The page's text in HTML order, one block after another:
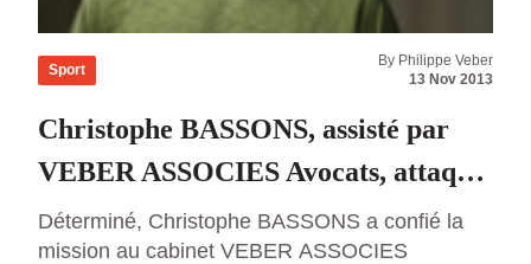
Sport
By Philippe Veber
13 Nov 2013
Christophe BASSONS, assisté par
VEBER ASSOCIES Avocats, attaque
la Fédération Française de Cyclisme
Déterminé, Christophe BASSONS a confié la
mission au cabinet VEBER ASSOCIES